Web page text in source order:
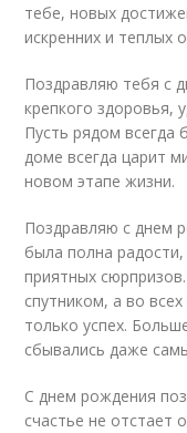
тебе, новых
искренних и теплых
Поздравляю тебя с
крепкого здоровья,
Пусть рядом всегда
доме всегда царит
новом этапе жизни.
Поздравляю с днем
была полна
приятных
спутником, а во
только успех.
сбывались даже
С днем рождения
счастье не отстает